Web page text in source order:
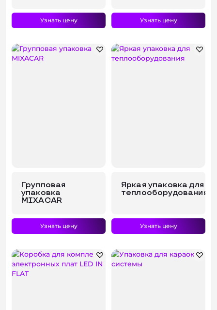
Узнать цену Узнать цену
Групповая
упаковка
MIXACAR
Узнать цену
Яркая упаковка для
теплооборудования
Узнать цену